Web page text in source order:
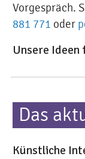
Vorgespräch.
881 771 oder
Unsere Ideen
Das
Künstliche